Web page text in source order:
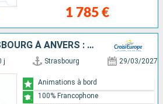
1 785 €
CROISIÈRE DE STRASBOURG À ANVERS : LE RHIN ROMANTIQUE ET LA HOLLANDE
j Strasbourg 29/03/2027
Animations à bord
100% Francophone